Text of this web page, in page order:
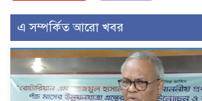
এ সম্পর্কিত আরো খবর